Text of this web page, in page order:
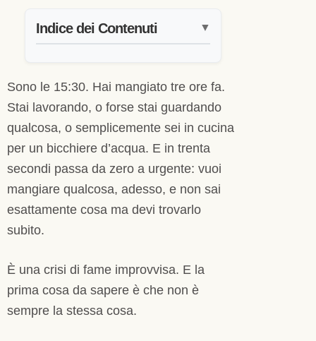
Indice dei Contenuti ▼
Sono le 15:30. Hai mangiato tre ore fa.
Stai lavorando, o forse stai guardando
qualcosa, o semplicemente sei in cucina
per un bicchiere d’acqua. E in trenta
secondi passa da zero a urgente: vuoi
mangiare qualcosa, adesso, e non sai
esattamente cosa ma devi trovarlo
subito.
È una crisi di fame improvvisa. E la
prima cosa da sapere è che non è
sempre la stessa cosa.